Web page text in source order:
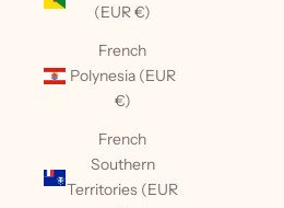
(EUR €)
French
Polynesia (EUR
€)
French
Southern
Territories (EUR